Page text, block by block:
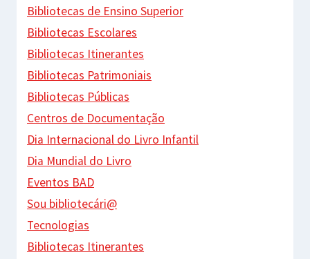
Bibliotecas de Ensino Superior
Bibliotecas Escolares
Bibliotecas Itinerantes
Bibliotecas Patrimoniais
Bibliotecas Públicas
Centros de Documentação
Dia Internacional do Livro Infantil
Dia Mundial do Livro
Eventos BAD
Sou bibliotecári@
Tecnologias
Bibliotecas Itinerantes